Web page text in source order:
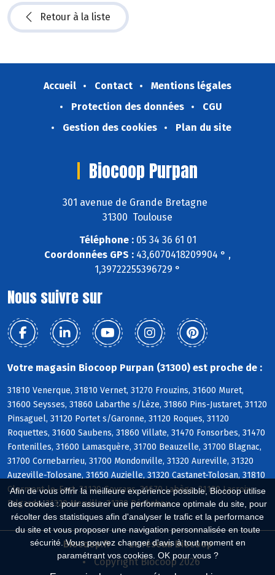
Afin de vous offrir la meilleure expérience possible, Biocoop utilise
des cookies : pour assurer une performance optimale du site, pour
récolter des statistiques afin d'analyser le trafic et la performance
du site et vous proposer une navigation personnalisée en toute
sécurité. Vous pouvez changer d'avis à tout moment en
paramétrant vos cookies. OK pour vous ?
Retour à la liste
Accueil Contact
Mentions légales
Protection des données
CGU
Gestion des cookies
Plan du site
Biocoop Purpan
301 avenue de Grande Bretagne
31300 Toulouse
Téléphone :05 34 36 61 01
Coordonnées GPS : 43,6070418209904 ° ,
1,39722255396729 °
Nous suivre sur
Votre magasin Biocoop Purpan (31300) est proche de :
31810 Venerque, 31810 Vernet, 31270 Frouzins, 31600 Muret,
31600 Seysses, 31860 Labarthe s/Lèze, 31860 Pins-Justaret, 31120
Pinsaguel, 31120 Portet s/Garonne, 31120 Roques, 31120
Roquettes, 31600 Saubens, 31860 Villate, 31470 Fonsorbes, 31470
Fontenilles, 31600 Lamasquère, 31700 Beauzelle, 31700 Blagnac,
31700 Cornebarrieu, 31700 Mondonville, 31320 Aureville, 31320
Auzeville-Tolosane, 31650 Auzielle, 31320 Castanet-Tolosan, 31810
Clermont-le-Fort, 31120 Goyrans, 31670 Labège, 31120 Lacroix-
Falgarde, 31320 Mervilla, 31320 Péchabou
Biocoop.fr
Le réseau Biocoop
Copyright Biocoop 2026